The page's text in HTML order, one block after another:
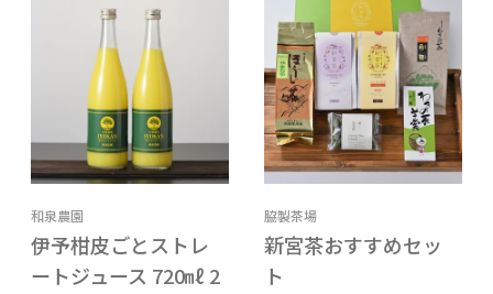
和泉農園
伊予柑皮ごとストレ
ートジュース 720㎖ 2
脇製茶場
新宮茶おすすめセッ
ト